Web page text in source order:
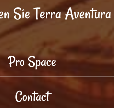
Sie Terra Aventura
Pro Space
Contact